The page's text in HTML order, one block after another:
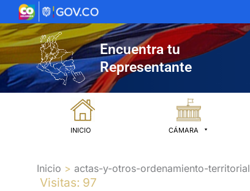
al
contenido
Encuentra tu
Representante
INICIO CÁMARA
Inicio actas-y-otros-ordenamiento-territorial
Visitas: 97